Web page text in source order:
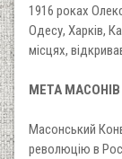
1916 роках
Одесу, Харків,
місцях,
МЕТА
Масонський
революцію в